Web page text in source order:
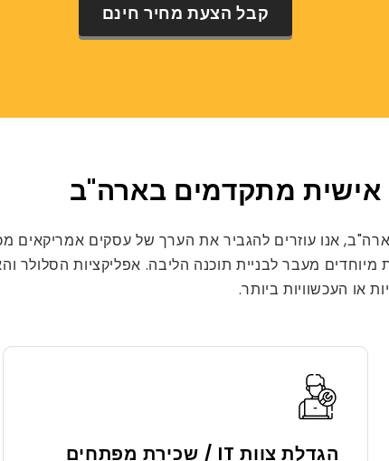
קבל הצעת מחיר חינם
אישית מתקדמים בארה"ב
אנו עוזרים להגביר את הערך של עסקים אמריקאים
מיוחדים מעבר לבניית תוכנה הליבה. אפליקציות
או העכשוויות ביותר.
הגדלת צוות IT / שכירת מפתחים